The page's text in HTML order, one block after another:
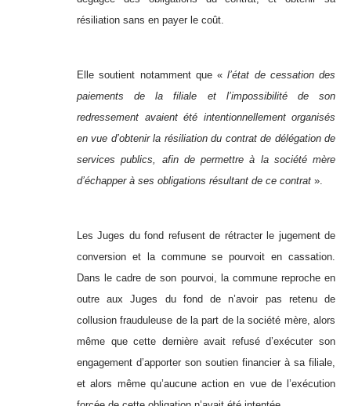
résiliation sans en payer le coût.
Elle soutient notamment que «l’état de cessation des
paiements de la filiale et l’impossibilité de son
redressement avaient été intentionnellement organisés
en vue d’obtenir la résiliation du contrat de délégation de
services publics, afin de permettre à la société mère
d’échapper à ses obligations résultant de ce contrat ».
Les Juges du fond refusent de rétracter le jugement de
conversion et la commune se pourvoit en cassation.
Dans le cadre de son pourvoi, la commune reproche en
outre aux Juges du fond de n’avoir pas retenu de
collusion frauduleuse de la part de la société mère, alors
même que cette dernière avait refusé d’exécuter son
engagement d’apporter son soutien financier à sa filiale,
et alors même qu’aucune action en vue de l’exécution